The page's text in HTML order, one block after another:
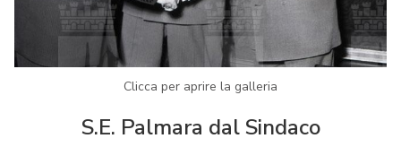
Clicca per aprire la galleria
S.E. Palmara dal Sindaco